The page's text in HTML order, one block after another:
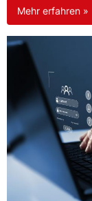
Mehr erfahren »